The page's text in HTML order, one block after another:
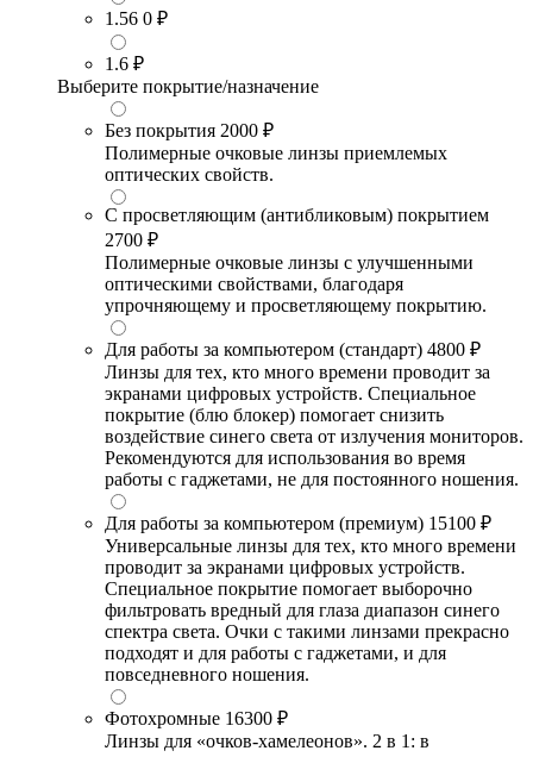
1.56 0 ₽
1.6 ₽
Выберите покрытие/назначение
Без покрытия 2000 ₽
Полимерные очковые линзы приемлемых
оптических свойств.
С просветляющим (антибликовым) покрытием
2700 ₽
Полимерные очковые линзы с улучшенными
оптическими свойствами, благодаря
упрочняющему и просветляющему покрытию.
Для работы за компьютером (стандарт) 4800 ₽
Линзы для тех, кто много времени проводит за
экранами цифровых устройств. Специальное
покрытие (блю блокер) помогает снизить
воздействие синего света от излучения мониторов.
Рекомендуются для использования во время
работы с гаджетами, не для постоянного ношения.
Для работы за компьютером (премиум) 15100 ₽
Универсальные линзы для тех, кто много времени
проводит за экранами цифровых устройств.
Специальное покрытие помогает выборочно
фильтровать вредный для глаза диапазон синего
спектра света. Очки с такими линзами прекрасно
подходят и для работы с гаджетами, и для
повседневного ношения.
Фотохромные 16300 ₽
Линзы для «очков-хамелеонов». 2 в 1: в